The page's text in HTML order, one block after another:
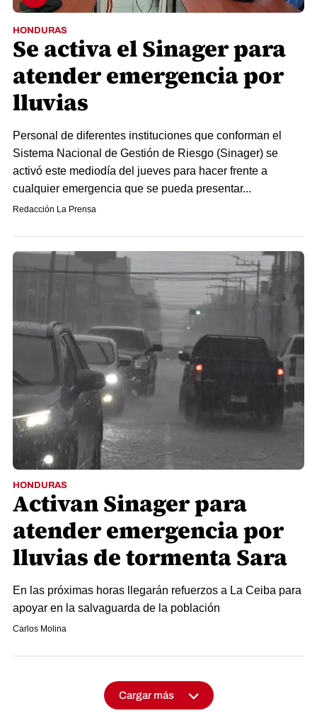
HONDURAS
Se activa el Sinager para
atender emergencia por
lluvias
Personal de diferentes instituciones que conforman el
Sistema Nacional de Gestión de Riesgo (Sinager) se
activó este mediodía del jueves para hacer frente a
cualquier emergencia que se pueda presentar...
Redacción La Prensa
HONDURAS
Activan Sinager para
atender emergencia por
lluvias de tormenta Sara
En las próximas horas llegarán refuerzos a La Ceiba para
apoyar en la salvaguarda de la población
Carlos Molina
Cargar más